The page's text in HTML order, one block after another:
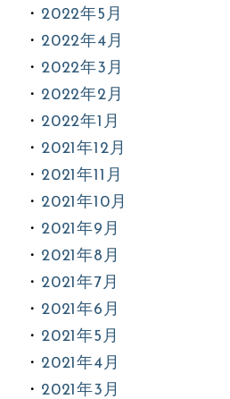
2022年5月
2022年4月
2022年3月
2022年2月
2022年1月
2021年12月
2021年11月
2021年10月
2021年9月
2021年8月
2021年7月
2021年6月
2021年5月
2021年4月
2021年3月